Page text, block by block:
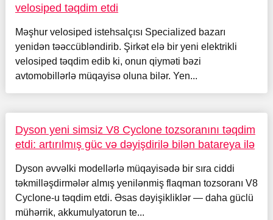
velosiped təqdim etdi
Məşhur velosiped istehsalçısı Specialized bazarı
yenidən təəccübləndirib. Şirkət elə bir yeni elektrikli
velosiped təqdim edib ki, onun qiyməti bəzi
avtomobillərlə müqayisə oluna bilər. Yen...
Dyson yeni simsiz V8 Cyclone tozsoranını təqdim
etdi: artırılmış güc və dəyişdirilə bilən batareya ilə
Dyson əvvəlki modellərlə müqayisədə bir sıra ciddi
təkmilləşdirmələr almış yenilənmiş flaqman tozsoranı V8
Cyclone-u təqdim etdi. Əsas dəyişikliklər — daha güclü
mühərrik, akkumulyatorun te...